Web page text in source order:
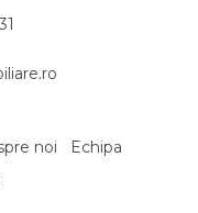
noi
Echipa